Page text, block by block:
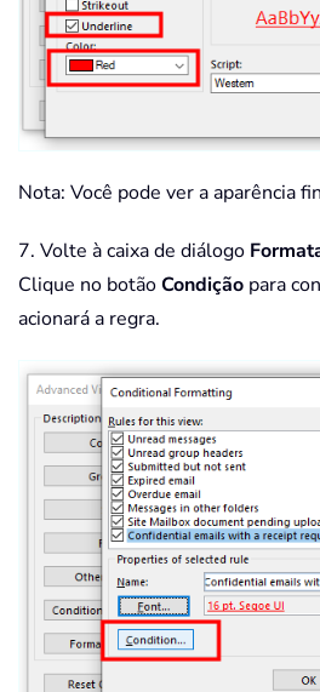
Nota: Você pode ver a aparência
7. Volte à caixa de diálogo
Clique no botãoCondição para
acionará a regra.